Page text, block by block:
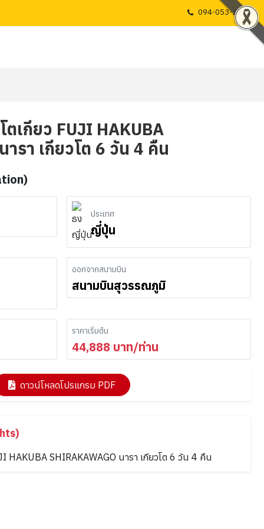
094-053-1725
เกียว FUJI HAKUBA
ารา เกียวโต 6 วัน 4 คืน
ประเทศ
ญี่ปุ่น
ออกจากสนามบิน
สนามบินสุวรรณภูมิ
ราคาเริ่มต้น
44,888 บาท/ท่าน
ดาวน์โหลดโปรแกรม PDF
HAKUBA SHIRAKAWAGO นารา เกียวโต 6 วัน 4 คืน